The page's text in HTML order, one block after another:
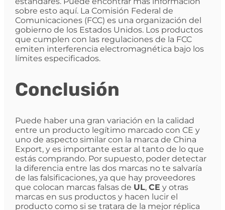
sobre esto aquí. La Comisión Federal de
Comunicaciones (FCC) es una organización del
gobierno de los Estados Unidos. Los productos
que cumplen con las regulaciones de la FCC
emiten interferencia electromagnética bajo los
límites especificados.
Conclusión
Puede haber una gran variación en la calidad
entre un producto legítimo marcado con CE y
uno de aspecto similar con la marca de China
Export, y es importante estar al tanto de lo que
estás comprando. Por supuesto, poder detectar
la diferencia entre las dos marcas no te salvaría
de las falsificaciones, ya que hay proveedores
que colocan marcas falsas de UL, CE y otras
marcas en sus productos y hacen lucir el
producto como si se tratara de la mejor réplica